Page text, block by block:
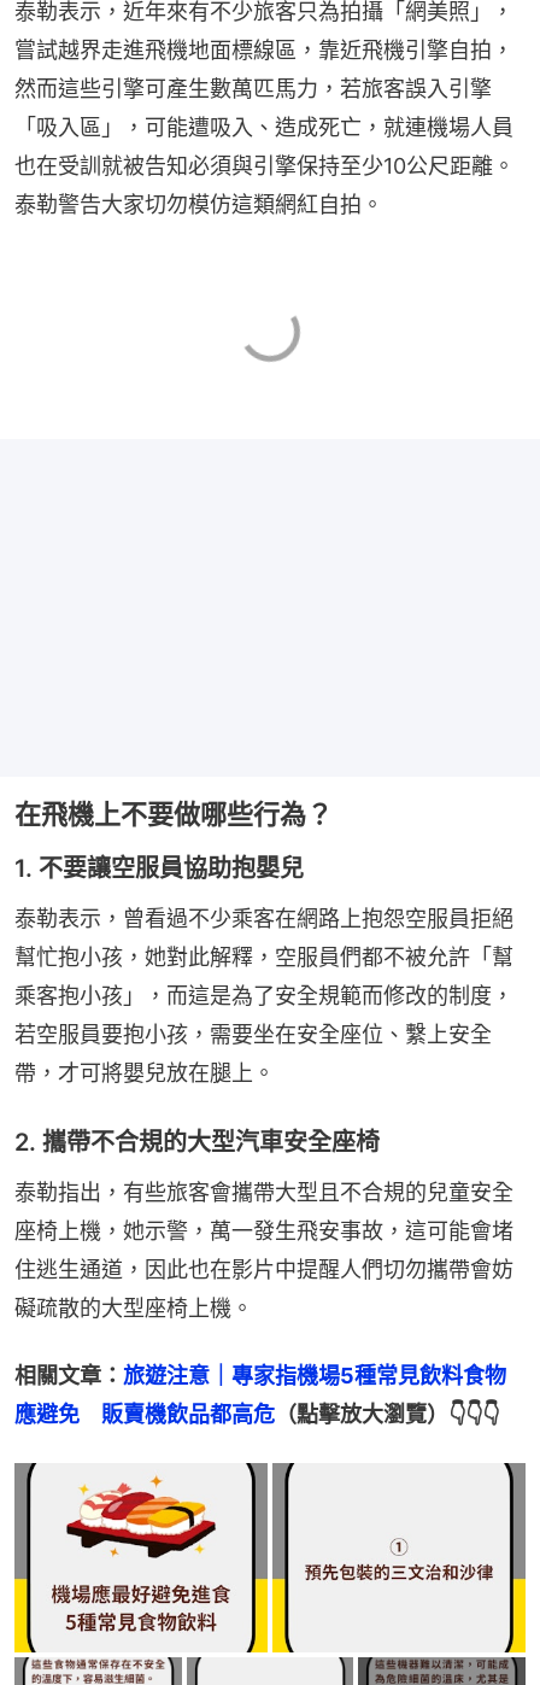
泰勒表示，近年來有不少旅客只為拍攝「網美照」，
嘗試越界走進飛機地面標線區，靠近飛機引擎自拍，
然而這些引擎可產生數萬匹馬力，若旅客誤入引擎
「吸入區」，可能遭吸入、造成死亡，就連機場人員
也在受訓就被告知必須與引擎保持至少10公尺距離。
泰勒警告大家切勿模仿這類網紅自拍。
在飛機上不要做哪些行為？
1. 不要讓空服員協助抱嬰兒
泰勒表示，曾看過不少乘客在網路上抱怨空服員拒絕
幫忙抱小孩，她對此解釋，空服員們都不被允許「幫
乘客抱小孩」，而這是為了安全規範而修改的制度，
若空服員要抱小孩，需要坐在安全座位、繫上安全
帶，才可將嬰兒放在腿上。
2. 攜帶不合規的大型汽車安全座椅
泰勒指出，有些旅客會攜帶大型且不合規的兒童安全
座椅上機，她示警，萬一發生飛安事故，這可能會堵
住逃生通道，因此也在影片中提醒人們切勿攜帶會妨
礙疏散的大型座椅上機。
相關文章： 旅遊注意｜專家指機場5種常見飲料食物
應避免　販賣機飲品都高危 （點擊放大瀏覽）👇👇👇